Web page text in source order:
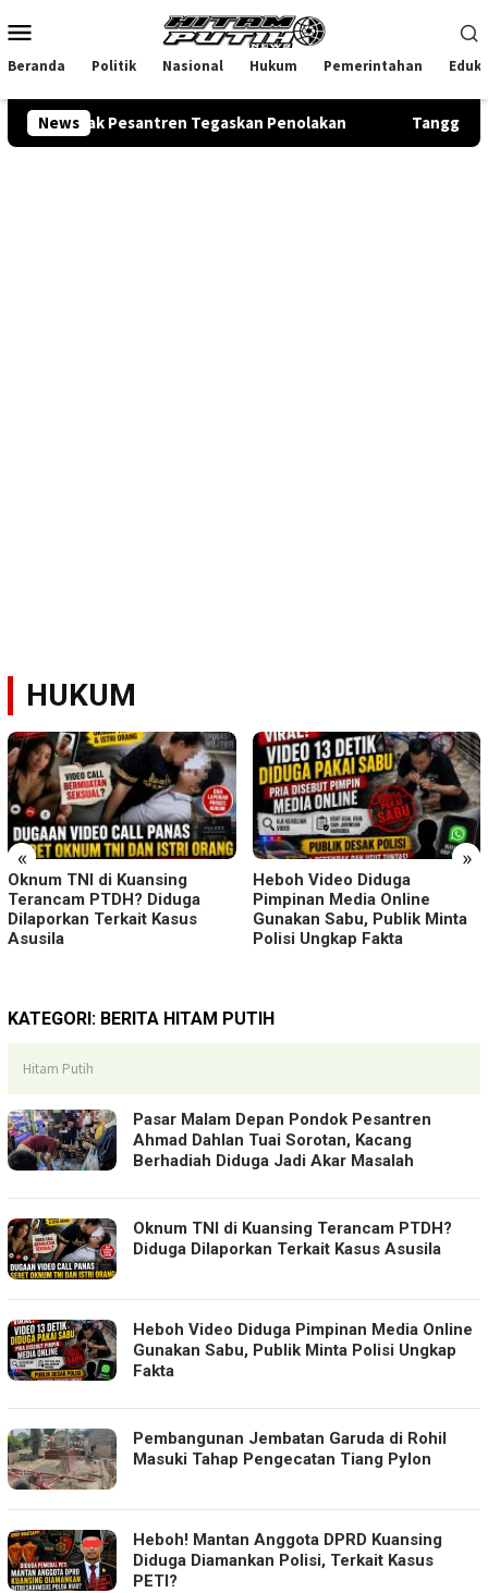
ke
Mobile
Beranda Politik Nasional Hukum Pemerintahan
News
Pihak Pesantren Tegaskan Penolakan Tanggapi
HUKUM
« »
Oknum TNI di Kuansing
Terancam PTDH? Diduga
Dilaporkan Terkait Kasus
Asusila
Heboh Video Diduga
Pimpinan Media Online
Gunakan Sabu, Publik Minta
Polisi Ungkap Fakta
KATEGORI: BERITA HITAM PUTIH
Hitam Putih
Pasar Malam Depan Pondok Pesantren
Ahmad Dahlan Tuai Sorotan, Kacang
Berhadiah Diduga Jadi Akar Masalah
Oknum TNI di Kuansing Terancam PTDH?
Diduga Dilaporkan Terkait Kasus Asusila
Heboh Video Diduga Pimpinan Media Online
Gunakan Sabu, Publik Minta Polisi Ungkap
Fakta
Pembangunan Jembatan Garuda di Rohil
Masuki Tahap Pengecatan Tiang Pylon
Heboh! Mantan Anggota DPRD Kuansing
Diduga Diamankan Polisi, Terkait Kasus
PETI?